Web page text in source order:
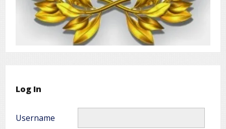
Log In
Username